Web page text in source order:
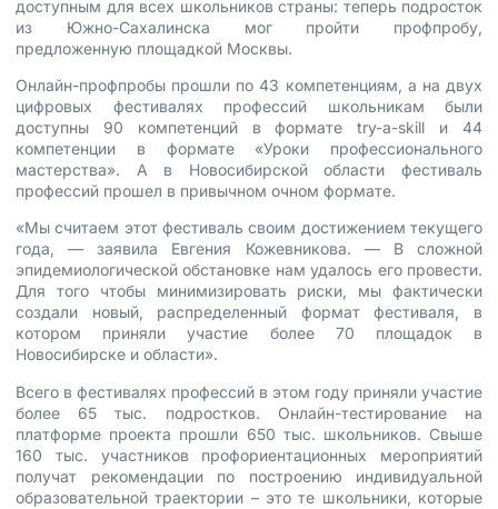
доступным для всех школьников страны: теперь подросток
из Южно-Сахалинска мог пройти профпробу,
предложенную площадкой Москвы.
Онлайн-профпробы прошли по 43 компетенциям, а на двух
цифровых фестивалях профессий школьникам были
доступны 90 компетенций в формате try-a-skill и 44
компетенции в формате «Уроки профессионального
мастерства». А в Новосибирской области фестиваль
профессий прошел в привычном очном формате.
«Мы считаем этот фестиваль своим достижением текущего
года, — заявила Евгения Кожевникова. — В сложной
эпидемиологической обстановке нам удалось его провести.
Для того чтобы минимизировать риски, мы фактически
создали новый, распределенный формат фестиваля, в
котором приняли участие более 70 площадок в
Новосибирске и области».
Всего в фестивалях профессий в этом году приняли участие
более 65 тыс. подростков. Онлайн-тестирование на
платформе проекта прошли 650 тыс. школьников. Свыше
160 тыс. участников профориентационных мероприятий
получат рекомендации по построению индивидуальной
образовательной траектории – это те школьники, которые